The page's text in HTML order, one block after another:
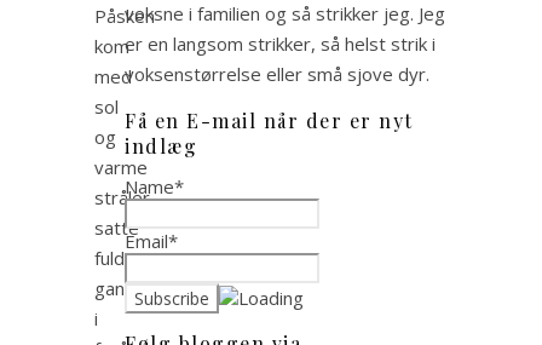
Påsken
kom
med
sol
og
varme
stråler
satte
fuld
gang
i
voksne i familien og så strikker jeg. Jeg
er en langsom strikker, så helst strik i
voksenstørrelse eller små sjove dyr.
Få en E-mail når der er nyt
indlæg
Name*
Email*